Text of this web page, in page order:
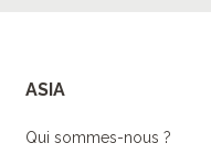
ASIA
Qui sommes-nous ?